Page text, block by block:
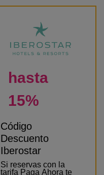
hasta
15%
Código
Descuento
Iberostar
Si reservas con la
tarifa Paga Ahora te